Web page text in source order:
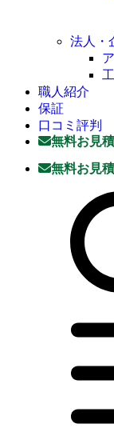
法人・
職人紹介
保証
口コミ評判
無料お見積
無料お見積